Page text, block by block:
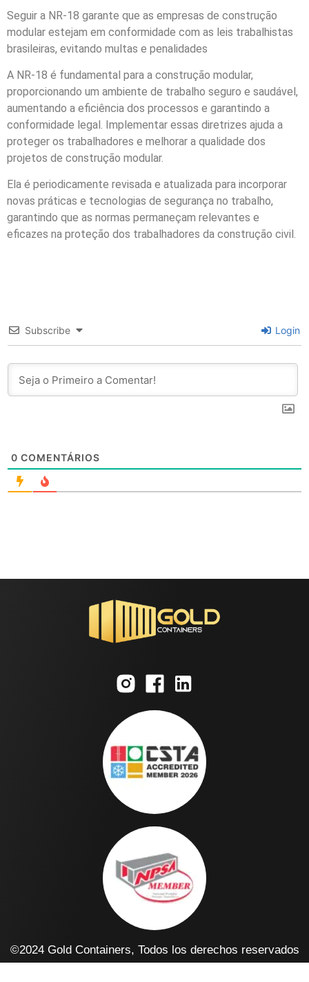
Seguir a NR-18 garante que as empresas de construção
modular estejam em conformidade com as leis trabalhistas
brasileiras, evitando multas e penalidades
A NR-18 é fundamental para a construção modular,
proporcionando um ambiente de trabalho seguro e saudável,
aumentando a eficiência dos processos e garantindo a
conformidade legal. Implementar essas diretrizes ajuda a
proteger os trabalhadores e melhorar a qualidade dos
projetos de construção modular.
Ela é periodicamente revisada e atualizada para incorporar
novas práticas e tecnologias de segurança no trabalho,
garantindo que as normas permaneçam relevantes e
eficazes na proteção dos trabalhadores da construção civil.
Subscribe Login
0 COMENTÁRIOS
©2024 Gold Containers, Todos los derechos reservados